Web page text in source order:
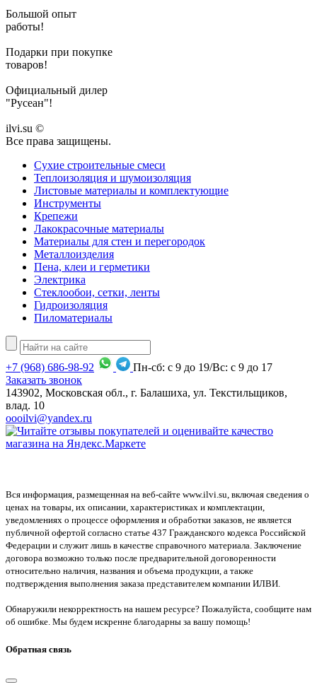
Большой опыт
работы!
Подарки при покупке
товаров!
Официальный дилер
"Русеан"!
ilvi.su ©
Все права защищены.
Сухие строительные смеси
Теплоизоляция и шумоизоляция
Листовые материалы и комплектующие
Инструменты
Крепежи
Лакокрасочные материалы
Материалы для стен и перегородок
Металлоизделия
Пена, клеи и герметики
Электрика
Стеклообои, сетки, ленты
Гидроизоляция
Пиломатериалы
+7 (968) 686-98-92
Пн-сб: с 9 до 19/Вс: с 9 до 17
Заказать звонок
143902, Московская обл., г. Балашиха, ул. Текстильщиков,
влад. 10
oooilvi@yandex.ru
Вся информация, размещенная на веб-сайте www.ilvi.su, включая сведения о
ценах на товары, их описании, характеристиках и комплектации,
уведомлениях о процессе оформления и обработки заказов, не является
публичной офертой согласно статье 437 Гражданского кодекса Российской
Федерации и служит лишь в качестве справочного материала. Заключение
договора возможно только после предварительной договоренности
относительно наличия, названия и объема продукции, а также
подтверждения выполнения заказа представителем компании ИЛВИ.
Обнаружили некорректность на нашем ресурсе? Пожалуйста, сообщите нам
об ошибке. Мы будем искренне благодарны за вашу помощь!
Обратная связь